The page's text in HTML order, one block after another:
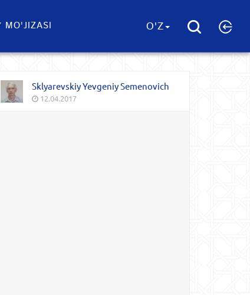
MO'JIZASI O'Z
Sklyarevskiy Yevgeniy Semenovich
12.04.2017